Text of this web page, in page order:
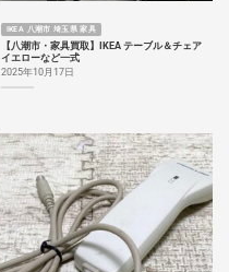
IKEA 八潮市 埼玉県 家具
【八潮市・家具買取】IKEA テーブル＆チェア
イエローなど一式
2025年10月17日